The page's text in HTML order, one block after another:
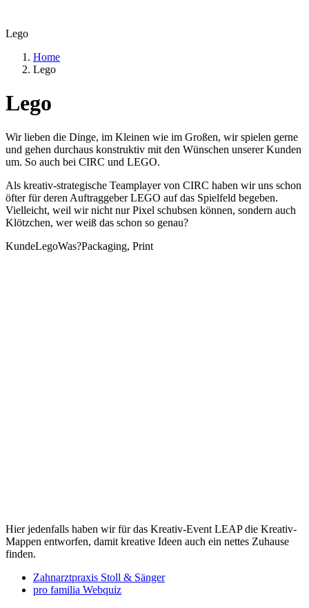
Lego
Home
Lego
Lego
Wir lieben die Dinge, im Kleinen wie im Großen, wir spielen gerne
und gehen durchaus konstruktiv mit den Wünschen unserer Kunden
um. So auch bei CIRC und LEGO.
Als kreativ-strategische Teamplayer von CIRC haben wir uns schon
öfter für deren Auftraggeber LEGO auf das Spielfeld begeben.
Vielleicht, weil wir nicht nur Pixel schubsen können, sondern auch
Klötzchen, wer weiß das schon so genau?
KundeLegoWas?Packaging, Print
Hier jedenfalls haben wir für das Kreativ-Event LEAP die Kreativ-
Mappen entworfen, damit kreative Ideen auch ein nettes Zuhause
finden.
Zahnarztpraxis Stoll & Sänger
pro familia Webquiz